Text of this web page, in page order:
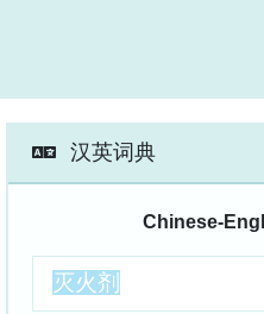
汉英词典
Chinese-